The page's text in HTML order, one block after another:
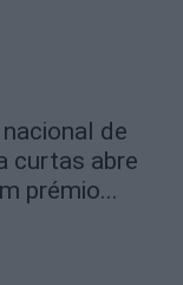
de
curtas abre
prémio...